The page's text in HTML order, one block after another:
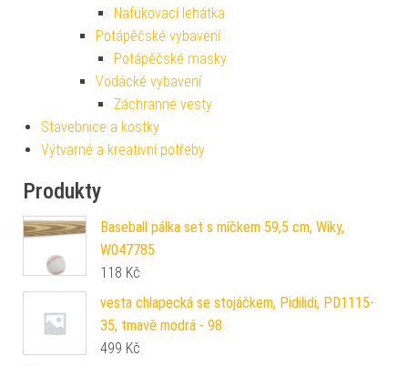
Nafukovací lehátka
Potápěčské vybavení
Potápěčské masky
Vodácké vybavení
Záchranné vesty
Stavebnice a kostky
Výtvarné a kreativní potřeby
Produkty
Baseball pálka set s míčkem 59,5 cm, Wiky,
W047785
118 Kč
vesta chlapecká se stojáčkem, Pidilidi, PD1115-
35, tmavě modrá - 98
499 Kč